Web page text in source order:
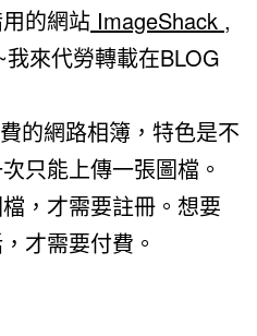
的網站 ImageShack ,
來代勞轉載在BLOG
的網路相簿，特色是不
只能上傳一張圖檔。
，才需要註冊。想要
才需要付費。